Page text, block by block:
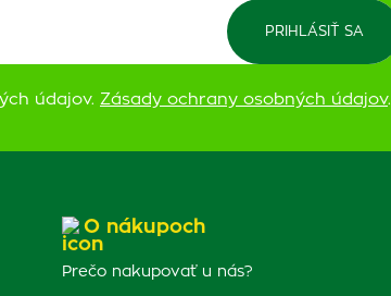
údajov. Zásady ochrany osobných údajov.
O nákupoch
Prečo nakupovať u nás?